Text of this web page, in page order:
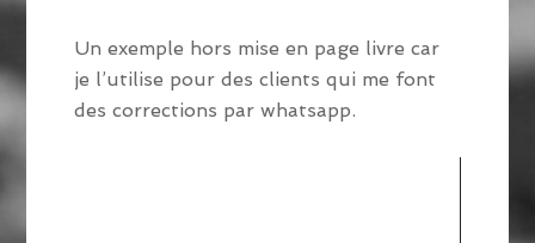
Un exemple hors mise en page livre car
je l’utilise pour des clients qui me font
des corrections par whatsapp.